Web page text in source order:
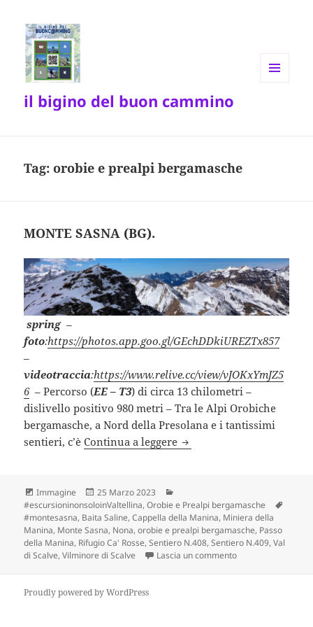
il bigino del buon cammino
Tag:orobie e prealpi bergamasche
MONTE SASNA (BG).
spring–
foto:https://photos.app.goo.gl/GEchDDkiUREZTx857
–
videotraccia:https://www.relive.cc/view/vJOKxYmJZ5
6 – Percorso (EE – T3) di circa 13 chilometri –
dislivello positivo 980 metri – Tra le Alpi Orobiche
bergamasche, a Nord della Presolana e i tantissimi
sentieri, c’èContinua a leggere MONTE SASNA (BG).
Formato
Immagine
Scritto
il
25 Marzo 2023
#escursioninonsoloinValtellina,Orobie e Prealpi bergamasche
#montesasna, Baita Saline,Cappella della Manina, Miniera della
Manina, Monte Sasna, Nona,orobie e prealpi bergamasche, Passo
della Manina, Rifugio Ca' Rosse,Sentiero N.408,Sentiero N.409,Val
di Scalve,Vilminore di Scalve Lascia un commentosu MONTE SASNA
Proudly powered by WordPress